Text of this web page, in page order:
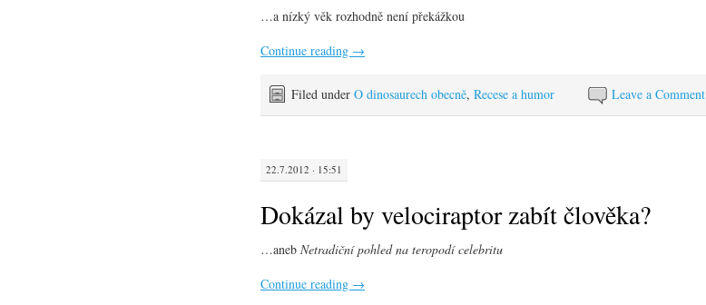
…a nízký věk rozhodně není překážkou
Continue reading →
Leave a Comment
Filed under O dinosaurech obecně, Recese a humor
22.7.2012 · 15:51
Dokázal by velociraptor zabít člověka?
…aneb Netradiční pohled na teropodí celebritu
Continue reading →